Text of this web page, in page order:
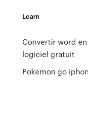
Learn
Convertir word
logiciel gratuit
Pokemon go